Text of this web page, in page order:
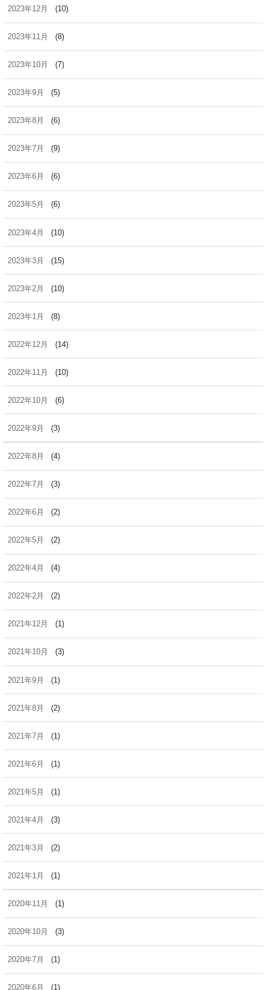
2023年12月 (10)
2023年11月 (8)
2023年10月 (7)
2023年9月 (5)
2023年8月 (6)
2023年7月 (9)
2023年6月 (6)
2023年5月 (6)
2023年4月 (10)
2023年3月 (15)
2023年2月 (10)
2023年1月 (8)
2022年12月 (14)
2022年11月 (10)
2022年10月 (6)
2022年9月 (3)
2022年8月 (4)
2022年7月 (3)
2022年6月 (2)
2022年5月 (2)
2022年4月 (4)
2022年2月 (2)
2021年12月 (1)
2021年10月 (3)
2021年9月 (1)
2021年8月 (2)
2021年7月 (1)
2021年6月 (1)
2021年5月 (1)
2021年4月 (3)
2021年3月 (2)
2021年1月 (1)
2020年11月 (1)
2020年10月 (3)
2020年7月 (1)
2020年6月 (1)